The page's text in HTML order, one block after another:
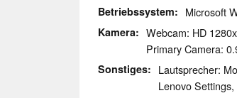
Betriebssystem Microsoft
Kamera
Webcam: HD
Primary Camera:
Sonstiges
Lautsprecher:
Lenovo